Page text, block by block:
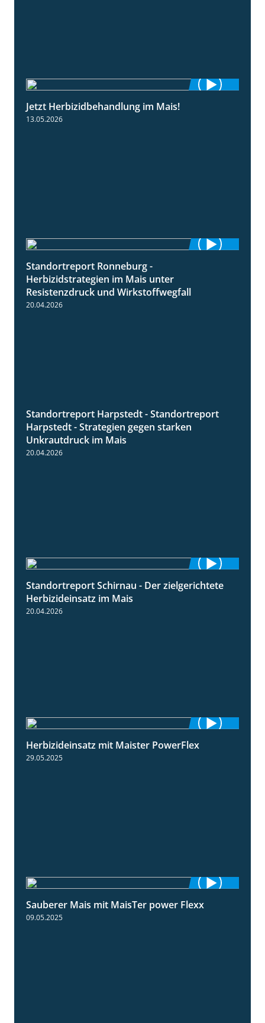
Jetzt Herbizidbehandlung im Mais!
13.05.2026
Standortreport Ronneburg -
Herbizidstrategien im Mais unter
Resistenzdruck und Wirkstoffwegfall
20.04.2026
9:11
Standortreport Harpstedt - Standortreport
Harpstedt - Strategien gegen starken
Unkrautdruck im Mais
20.04.2026
9:27
Standortreport Schirnau - Der zielgerichtete
Herbizideinsatz im Mais
20.04.2026
Herbizideinsatz mit Maister PowerFlex
29.05.2025
2:26
Sauberer Mais mit MaisTer power Flexx
09.05.2025